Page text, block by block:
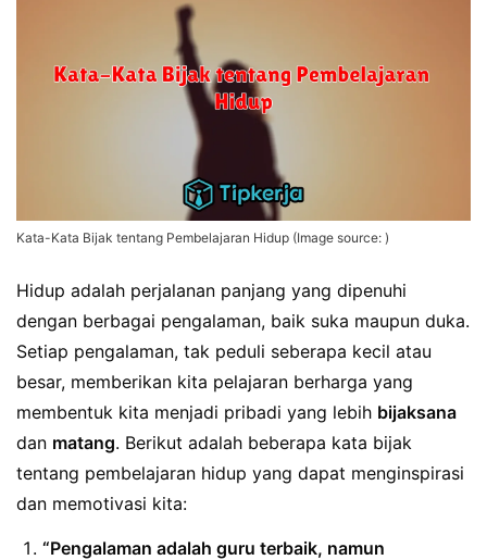
Kata-Kata Bijak tentang Pembelajaran Hidup (Image source: )
Hidup adalah perjalanan panjang yang dipenuhi
dengan berbagai pengalaman, baik suka maupun duka.
Setiap pengalaman, tak peduli seberapa kecil atau
besar, memberikan kita pelajaran berharga yang
membentuk kita menjadi pribadi yang lebih bijaksana
dan matang. Berikut adalah beberapa kata bijak
tentang pembelajaran hidup yang dapat menginspirasi
dan memotivasi kita:
“Pengalaman adalah guru terbaik, namun